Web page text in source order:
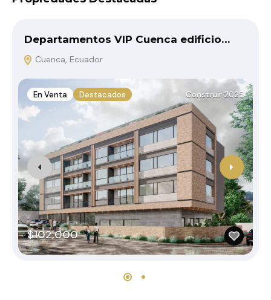
Departamentos VIP Cuenca edificio…
Cuenca, Ecuador
En Venta Destacados Construir 2025
$102,000